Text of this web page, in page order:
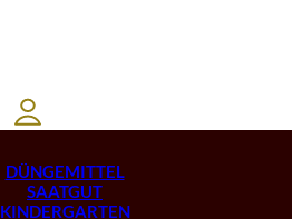
DÜNGEMITTEL
SAATGUT
KINDERGARTEN